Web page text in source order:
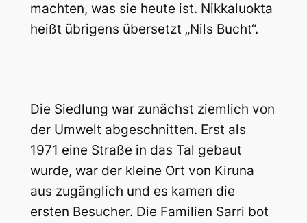
machten, was sie heute ist. Nikkaluokta
heißt übrigens übersetzt „Nils Bucht“.
Die Siedlung war zunächst ziemlich von
der Umwelt abgeschnitten. Erst als
1971 eine Straße in das Tal gebaut
wurde, war der kleine Ort von Kiruna
aus zugänglich und es kamen die
ersten Besucher. Die Familien Sarri bot